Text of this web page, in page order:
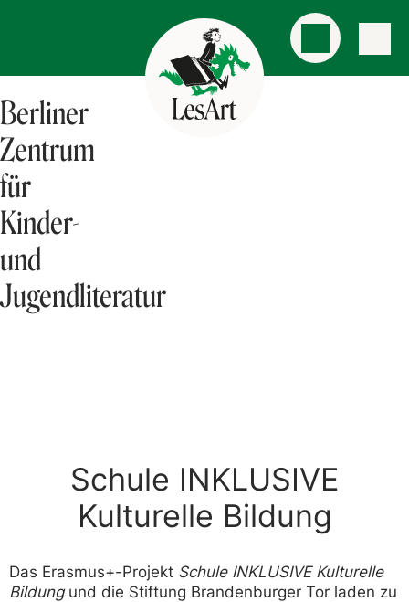
Berliner
Zentrum
für
Kinder-
und
Jugendliteratur
Schule INKLUSIVE
Kulturelle Bildung
Das Erasmus+-Projekt Schule INKLUSIVE Kulturelle
Bildungund die Stiftung Brandenburger Tor laden zu